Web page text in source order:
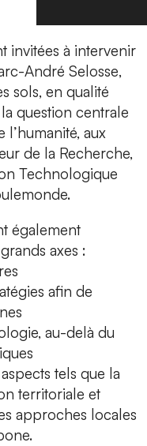
invitées à intervenir
André Selosse,
sols, en qualité
question centrale
l’humanité, aux
de la Recherche,
Technologique
également
axes :
afin de
au-delà du
tels que la
territoriale et
approches locales